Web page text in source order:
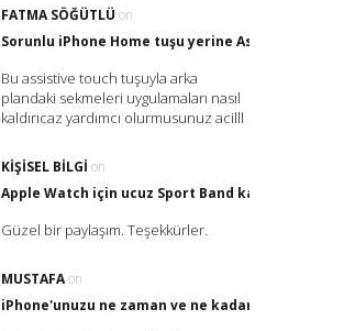
FATMA SÖĞÜTLÜ on
Sorunlu iPhone Home tuşu yerine Assistive Touch
Bu assistive touch tuşuyla arka
plandaki sekmeleri uygulamaları nasıl
kaldırıcaz yardımcı olurmusunuz acilll
KIŞISEL BILGI on
Apple Watch için ucuz Sport Band kayış nereden
Güzel bir paylaşım. Teşekkürler.
MUSTAFAon
iPhone'unuzu ne zaman ve ne kadar Şarj